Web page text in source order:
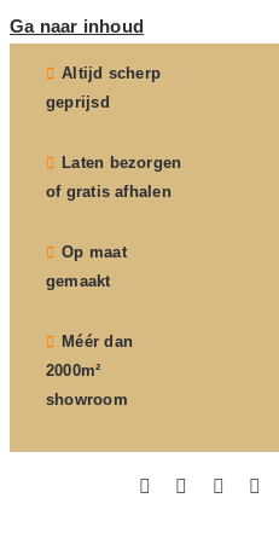
Ga naar inhoud
Altijd scherp
geprijsd
Laten bezorgen
of gratis afhalen
Op maat
gemaakt
Méér dan
2000m²
showroom